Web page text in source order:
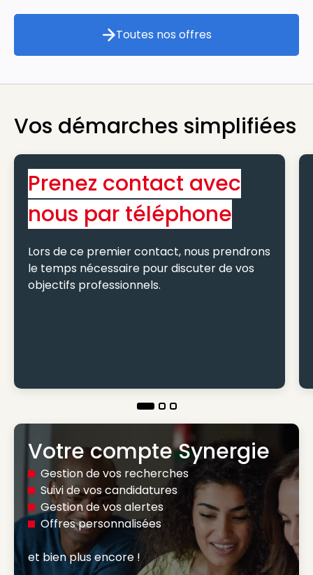
Toutes nos offres
Toutes nos offres
Vos démarches simplifiées
Prenez contact avec
nous par téléphone
Lors de ce premier contact, nous prendrons
le temps nécessaire pour discuter de vos
objectifs professionnels.
Votre compte Synergie
Gestion de vos recherches
Suivi de vos candidatures
Gestion de vos alertes
Offres personnalisées
et bien plus encore !